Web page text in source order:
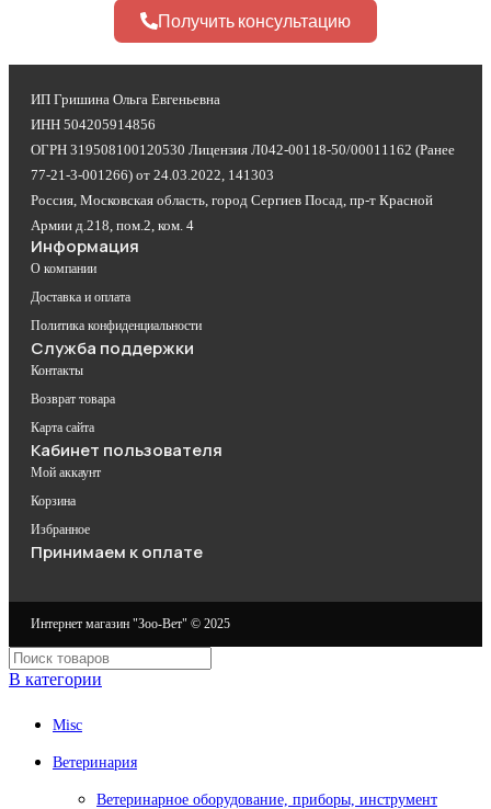
Получить консультацию
ИП Гришина Ольга Евгеньевна
ИНН 504205914856
ОГРН 319508100120530 Лицензия Л042-00118-50/00011162 (Ранее
77-21-3-001266) от 24.03.2022, 141303
Россия, Московская область, город Сергиев Посад, пр-т Красной
Армии д.218, пом.2, ком. 4
Информация
О компании
Доставка и оплата
Политика конфиденциальности
Служба поддержки
Контакты
Возврат товара
Карта сайта
Кабинет пользователя
Мой аккаунт
Корзина
Избранное
Принимаем к оплате
Интернет магазин "Зоо-Вет" © 2025
В категории
Misc
Ветеринария
Ветеринарное оборудование, приборы, инструмент